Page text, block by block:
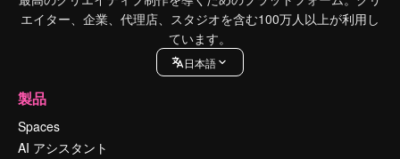
エイター、企業、代理店、スタジオを含む100万人以上が利用し
ています。
日本語
製品
Spaces
AI アシスタント